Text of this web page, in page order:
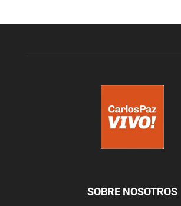
SOBRE NOSOTROS